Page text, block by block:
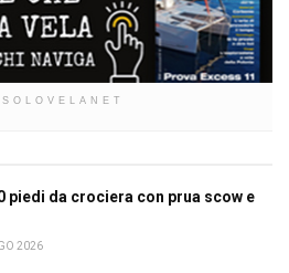
piedi da crociera con prua scow e
2026